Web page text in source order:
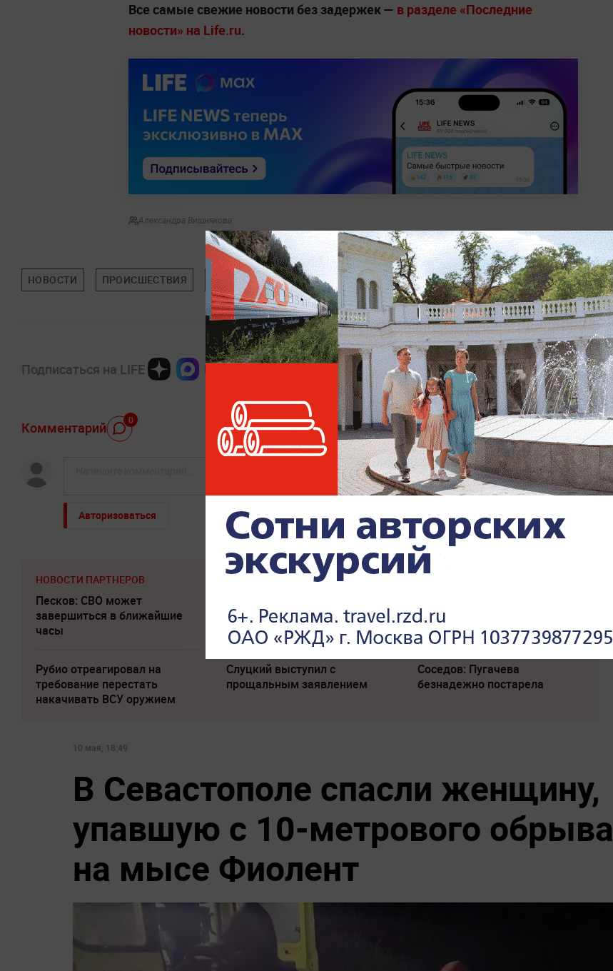
Все самые свежие новости без задержек — в разделе «Последние
новости» на Life.ru.
Александра Вишнякова
НОВОСТИ ПРОИСШЕСТВИЯ СЕВАСТОПОЛЬ
Подписаться на LIFE
Комментарий 0
Авторизоваться
НОВОСТИ ПАРТНЕРОВ
Песков: СВО может
завершиться в ближайшие
часы
Зеленский открыл страшную
правду
потрясло происходящее в
Одессе
Рубио отреагировал на
требование перестать
накачивать ВСУ оружием
Слуцкий выступил с
прощальным заявлением
Соседов: Пугачева
безнадежно постарела
10 мая, 18:49
В Севастополе спасли женщину,
упавшую с 10-метрового обрыва
на мысе Фиолент